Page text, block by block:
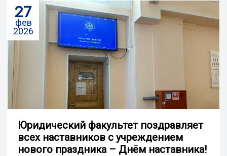
27
фев
2026
Юридический факультет поздравляет
всех наставников с учреждением
нового праздника – Днём наставника!